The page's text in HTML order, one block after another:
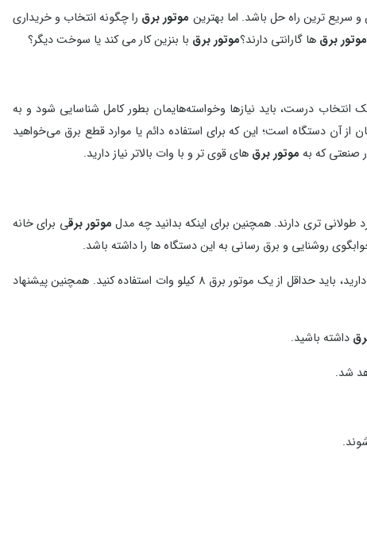
سریع ترین راه حل باشد. اما بهترین موتور برق را چگونه انتخاب و خریداری
موتور برق ها گارانتی دارند؟موتور برق با بنزین کار می کند یا سوخت دیگر؟
درست، باید نیازها وخواسته‌هایمان بطور کامل شناسایی شود و به
از آن دستگاه است؛ این‌ که برای استفاده دائم یا موارد قطع برق می‌خواهید
صنعتی که به موتور برق های قوی تر و با وات بالاتر نیاز دارید.
تری دارند. همچنین برای اینکه بدانید چه مدل موتور برقی برای خانه
روشنایی و برق رسانی به این دستگاه ها را داشته باشد.
به طور مثال اگر شما در خانه تصمیم برای کارکردن یک عدد یخچال، یک عدد تلویزیون، یک عدد کامپیوتر، تعدادی لامپ و یک عدد کولر در زمان قطع برق دارید، باید حداقل از یک موتور برق 8 کیلو وات استفاده کنید. همچنین پیشنهاد
داشته باشید.
شد.